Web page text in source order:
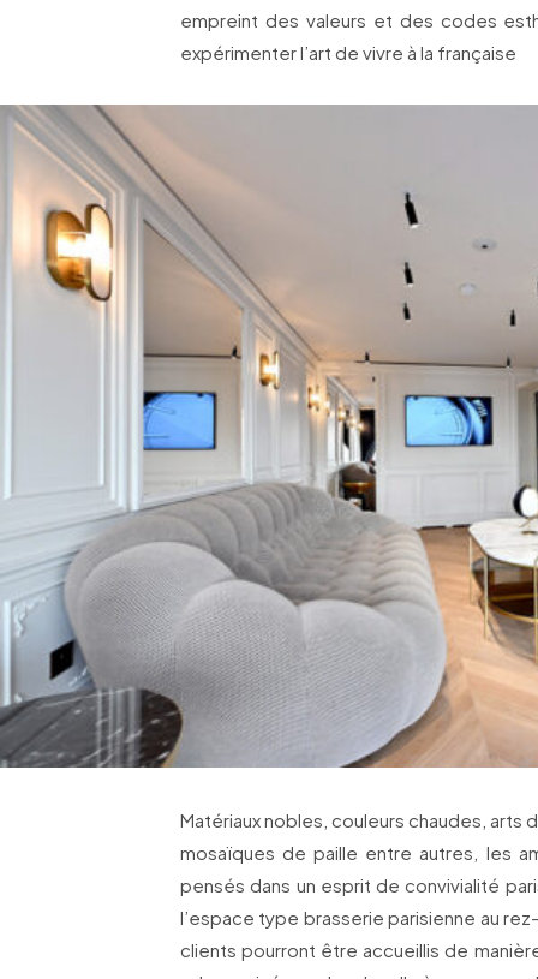
empreint des valeurs et des codes
expérimenter l’art de vivre à la française
Matériaux nobles, couleurs chaudes, arts
mosaïques de paille entre autres, les
pensés dans un esprit de convivialité
l’espace type brasserie parisienne au
clients pourront être accueillis de